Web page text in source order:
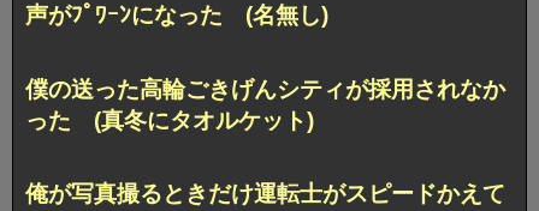
声がﾌﾟﾜｰﾝになった (名無し)
僕の送った高輪ごきげんシティが採用されなか
った (真冬にタオルケット)
俺が写真撮るときだけ運転士がスピードかえて